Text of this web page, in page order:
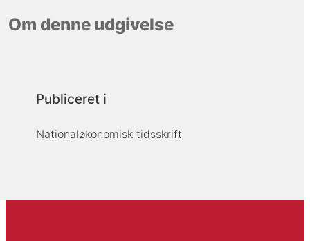
Om denne udgivelse
Publiceret i
Nationaløkonomisk tidsskrift